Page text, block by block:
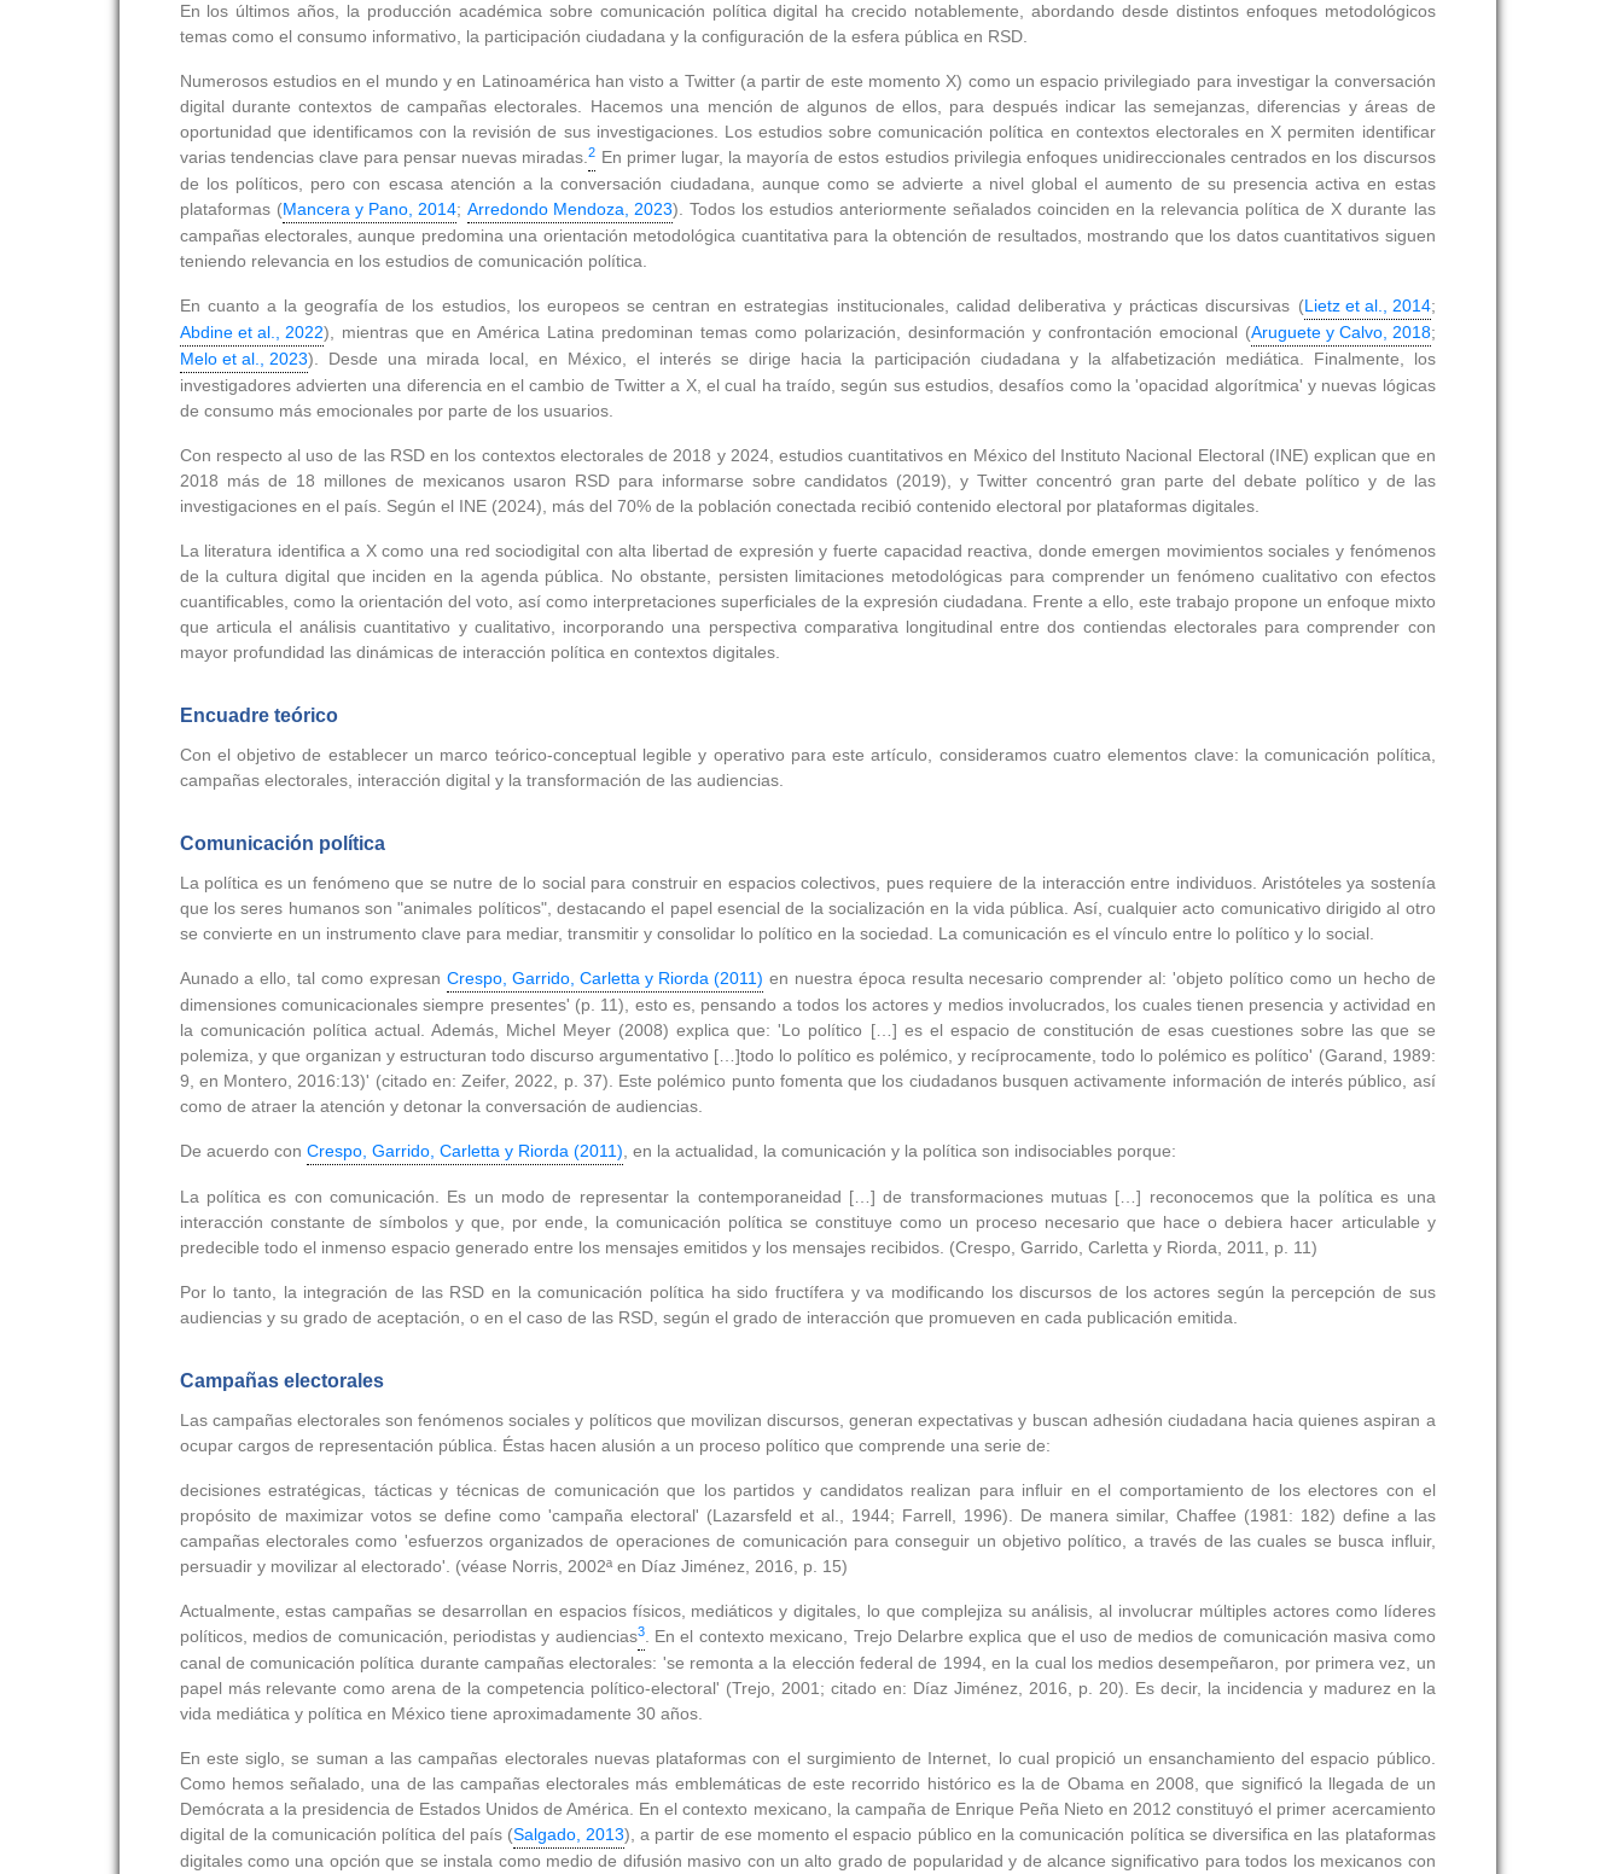
En los últimos años, la producción académica sobre comunicación política digital ha crecido notablemente, abordando desde distintos enfoques metodológicos
temas como el consumo informativo, la participación ciudadana y la configuración de la esfera pública en RSD.
Numerosos estudios en el mundo y en Latinoamérica han visto a Twitter (a partir de este momento X) como un espacio privilegiado para investigar la conversación
digital durante contextos de campañas electorales. Hacemos una mención de algunos de ellos, para después indicar las semejanzas, diferencias y áreas de
oportunidad que identificamos con la revisión de sus investigaciones. Los estudios sobre comunicación política en contextos electorales en X permiten identificar
varias tendencias clave para pensar nuevas miradas.2 En primer lugar, la mayoría de estos estudios privilegia enfoques unidireccionales centrados en los discursos
de los políticos, pero con escasa atención a la conversación ciudadana, aunque como se advierte a nivel global el aumento de su presencia activa en estas
plataformas (Mancera y Pano, 2014; Arredondo Mendoza, 2023). Todos los estudios anteriormente señalados coinciden en la relevancia política de X durante las
campañas electorales, aunque predomina una orientación metodológica cuantitativa para la obtención de resultados, mostrando que los datos cuantitativos siguen
teniendo relevancia en los estudios de comunicación política.
En cuanto a la geografía de los estudios, los europeos se centran en estrategias institucionales, calidad deliberativa y prácticas discursivas (Lietz et al., 2014;
Abdine et al., 2022), mientras que en América Latina predominan temas como polarización, desinformación y confrontación emocional (Aruguete y Calvo, 2018;
Melo et al., 2023). Desde una mirada local, en México, el interés se dirige hacia la participación ciudadana y la alfabetización mediática. Finalmente, los
investigadores advierten una diferencia en el cambio de Twitter a X, el cual ha traído, según sus estudios, desafíos como la 'opacidad algorítmica' y nuevas lógicas
de consumo más emocionales por parte de los usuarios.
Con respecto al uso de las RSD en los contextos electorales de 2018 y 2024, estudios cuantitativos en México del Instituto Nacional Electoral (INE) explican que en
2018 más de 18 millones de mexicanos usaron RSD para informarse sobre candidatos (2019), y Twitter concentró gran parte del debate político y de las
investigaciones en el país. Según el INE (2024), más del 70% de la población conectada recibió contenido electoral por plataformas digitales.
La literatura identifica a X como una red sociodigital con alta libertad de expresión y fuerte capacidad reactiva, donde emergen movimientos sociales y fenómenos
de la cultura digital que inciden en la agenda pública. No obstante, persisten limitaciones metodológicas para comprender un fenómeno cualitativo con efectos
cuantificables, como la orientación del voto, así como interpretaciones superficiales de la expresión ciudadana. Frente a ello, este trabajo propone un enfoque mixto
que articula el análisis cuantitativo y cualitativo, incorporando una perspectiva comparativa longitudinal entre dos contiendas electorales para comprender con
mayor profundidad las dinámicas de interacción política en contextos digitales.
Encuadre teórico
Con el objetivo de establecer un marco teórico-conceptual legible y operativo para este artículo, consideramos cuatro elementos clave: la comunicación política,
campañas electorales, interacción digital y la transformación de las audiencias.
Comunicación política
La política es un fenómeno que se nutre de lo social para construir en espacios colectivos, pues requiere de la interacción entre individuos. Aristóteles ya sostenía
que los seres humanos son "animales políticos", destacando el papel esencial de la socialización en la vida pública. Así, cualquier acto comunicativo dirigido al otro
se convierte en un instrumento clave para mediar, transmitir y consolidar lo político en la sociedad. La comunicación es el vínculo entre lo político y lo social.
Aunado a ello, tal como expresan Crespo, Garrido, Carletta y Riorda (2011) en nuestra época resulta necesario comprender al: 'objeto político como un hecho de
dimensiones comunicacionales siempre presentes' (p. 11), esto es, pensando a todos los actores y medios involucrados, los cuales tienen presencia y actividad en
la comunicación política actual. Además, Michel Meyer (2008) explica que: 'Lo político […] es el espacio de constitución de esas cuestiones sobre las que se
polemiza, y que organizan y estructuran todo discurso argumentativo […]todo lo político es polémico, y recíprocamente, todo lo polémico es político' (Garand, 1989:
9, en Montero, 2016:13)' (citado en: Zeifer, 2022, p. 37). Este polémico punto fomenta que los ciudadanos busquen activamente información de interés público, así
como de atraer la atención y detonar la conversación de audiencias.
De acuerdo con Crespo, Garrido, Carletta y Riorda (2011), en la actualidad, la comunicación y la política son indisociables porque:
La política es con comunicación. Es un modo de representar la contemporaneidad […] de transformaciones mutuas […] reconocemos que la política es una
interacción constante de símbolos y que, por ende, la comunicación política se constituye como un proceso necesario que hace o debiera hacer articulable y
predecible todo el inmenso espacio generado entre los mensajes emitidos y los mensajes recibidos. (Crespo, Garrido, Carletta y Riorda, 2011, p. 11)
Por lo tanto, la integración de las RSD en la comunicación política ha sido fructífera y va modificando los discursos de los actores según la percepción de sus
audiencias y su grado de aceptación, o en el caso de las RSD, según el grado de interacción que promueven en cada publicación emitida.
Campañas electorales
Las campañas electorales son fenómenos sociales y políticos que movilizan discursos, generan expectativas y buscan adhesión ciudadana hacia quienes aspiran a
ocupar cargos de representación pública. Éstas hacen alusión a un proceso político que comprende una serie de:
decisiones estratégicas, tácticas y técnicas de comunicación que los partidos y candidatos realizan para influir en el comportamiento de los electores con el
propósito de maximizar votos se define como 'campaña electoral' (Lazarsfeld et al., 1944; Farrell, 1996). De manera similar, Chaffee (1981: 182) define a las
campañas electorales como 'esfuerzos organizados de operaciones de comunicación para conseguir un objetivo político, a través de las cuales se busca influir,
persuadir y movilizar al electorado'. (véase Norris, 2002ª en Díaz Jiménez, 2016, p. 15)
Actualmente, estas campañas se desarrollan en espacios físicos, mediáticos y digitales, lo que complejiza su análisis, al involucrar múltiples actores como líderes
políticos, medios de comunicación, periodistas y audiencias3. En el contexto mexicano, Trejo Delarbre explica que el uso de medios de comunicación masiva como
canal de comunicación política durante campañas electorales: 'se remonta a la elección federal de 1994, en la cual los medios desempeñaron, por primera vez, un
papel más relevante como arena de la competencia político-electoral' (Trejo, 2001; citado en: Díaz Jiménez, 2016, p. 20). Es decir, la incidencia y madurez en la
vida mediática y política en México tiene aproximadamente 30 años.
En este siglo, se suman a las campañas electorales nuevas plataformas con el surgimiento de Internet, lo cual propició un ensanchamiento del espacio público.
Como hemos señalado, una de las campañas electorales más emblemáticas de este recorrido histórico es la de Obama en 2008, que significó la llegada de un
Demócrata a la presidencia de Estados Unidos de América. En el contexto mexicano, la campaña de Enrique Peña Nieto en 2012 constituyó el primer acercamiento
digital de la comunicación política del país (Salgado, 2013), a partir de ese momento el espacio público en la comunicación política se diversifica en las plataformas
digitales como una opción que se instala como medio de difusión masivo con un alto grado de popularidad y de alcance significativo para todos los mexicanos con